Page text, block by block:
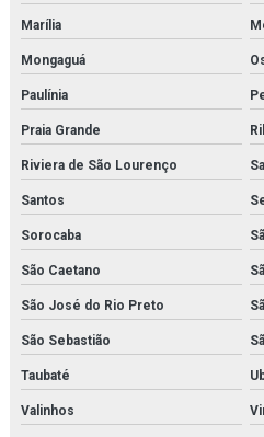
Inspeção interna em vasos de
Inspeção nr 13
Inspeção de nr13
Inspeção de segurança em vasos
Inspeção em tubulações
Inspeção em tubulações industriais
Inspeção de tubulações orçamento
Inspeção de tubulações em rio de
Inspeção de vasos de pressão em
Instalação de caldeira em rio de
Marília
Mongaguá
Paulínia
Praia Grande
Riviera de São Lourenço
Santos
Sorocaba
São Caetano
São José do Rio Preto
São Sebastião
Taubaté
Valinhos